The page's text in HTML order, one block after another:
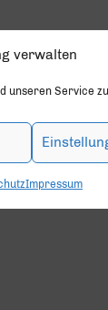
verwalten
unseren Service
Impressum